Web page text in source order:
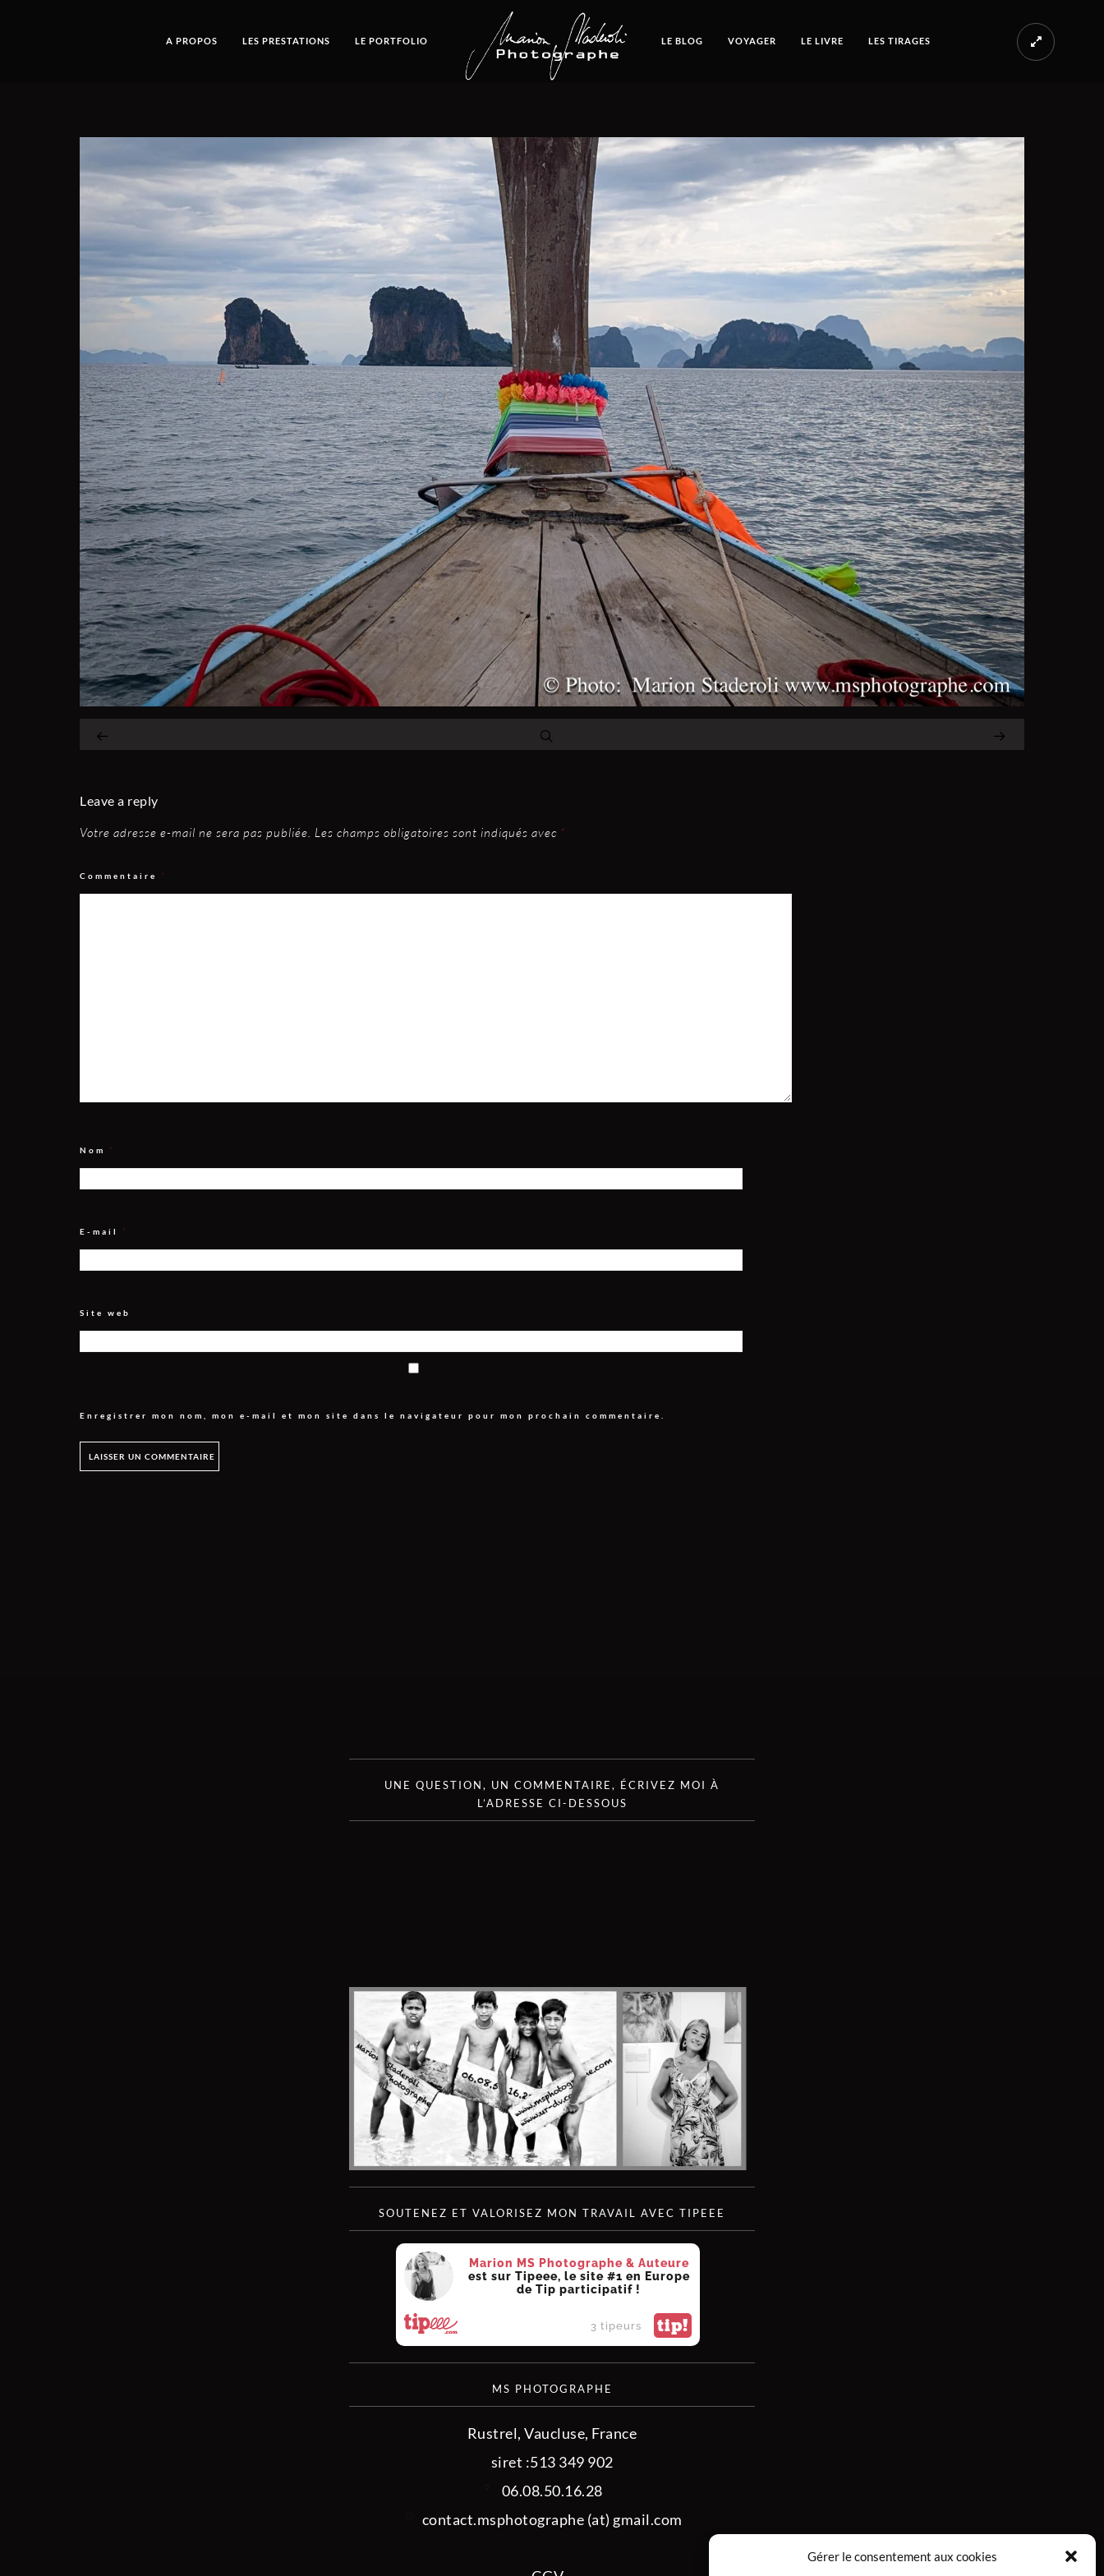
Gérer le consentement aux cookies
A PROPOS LES PRESTATIONS LE PORTFOLIO LE BLOG VOYAGER LE LIVRE LES TIRAGES
Leave a reply
Votre adresse e-mail ne sera pas publiée. Les champs obligatoires sont indiqués avec *
Commentaire *
Nom *
E-mail *
Site web
Enregistrer mon nom, mon e-mail et mon site dans le navigateur pour mon prochain commentaire.
UNE QUESTION, UN COMMENTAIRE, ÉCRIVEZ MOI À
L’ADRESSE CI-DESSOUS
SOUTENEZ ET VALORISEZ MON TRAVAIL AVEC TIPEEE
Marion MS Photographe & Auteure
est sur Tipeee, le site #1 en Europe
de Tip participatif !
3 tipeurs tip!
MS PHOTOGRAPHE
Rustrel, Vaucluse, France
siret :513 349 902
06.08.50.16.28
contact.msphotographe (at) gmail.com